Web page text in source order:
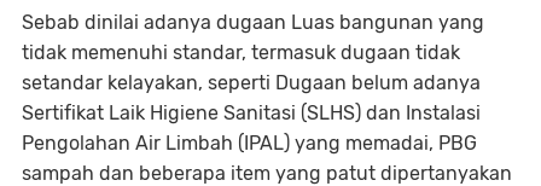
Sebab dinilai adanya dugaan Luas bangunan yang
tidak memenuhi standar, termasuk dugaan tidak
setandar kelayakan, seperti Dugaan belum adanya
Sertifikat Laik Higiene Sanitasi (SLHS) dan Instalasi
Pengolahan Air Limbah (IPAL) yang memadai, PBG
sampah dan beberapa item yang patut dipertanyakan